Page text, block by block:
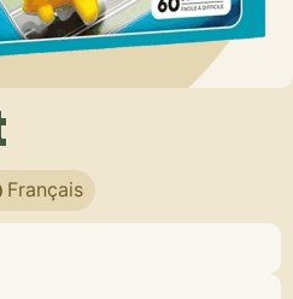
Français